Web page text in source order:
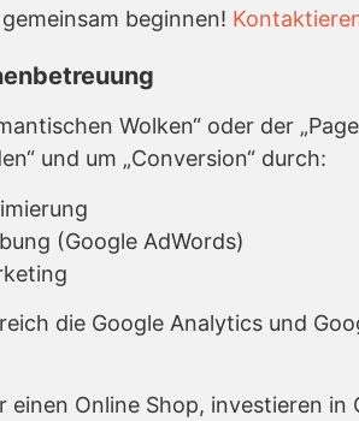
beginnen!
Wolken“ oder der
und um „Conversion“ durch:
(Google AdWords)
die Google Analytics und
einen Online Shop, investieren